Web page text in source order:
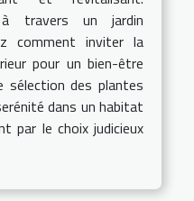
à travers un jardin
comment inviter la
pour un bien-être
sélection des plantes
dans un habitat
par le choix judicieux